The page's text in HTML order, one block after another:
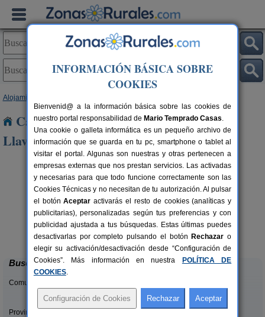
Alojamientos
Casas Rurales cerca de Sant Andreu de
Llavaneres
6+6 pers.
desde25 €
El Mas de Tous
Sant Martí de Tous (Barcelona)
Buscar
Comunidades:
Provincias/Islas:
INFORMACIÓN BÁSICA SOBRE
COOKIES
Bienvenid@ a la información básica sobre las cookies de
nuestro portal responsabilidad de Mario Temprado Casas.
Una cookie o galleta informática es un pequeño archivo de
información que se guarda en tu pc, smartphone o tablet al
visitar el portal. Algunas son nuestras y otras pertenecen a
empresas externas que nos prestan servicios. Las activadas
y necesarias para que todo funcione correctamente son las
Cookies Técnicas y no necesitan de tu autorización. Al pulsar
el botónAceptar activarás el resto de cookies (analíticas y
publicitarias), personalizadas según tus preferencias y con
publicidad ajustada a tus búsquedas. Estas últimas puedes
desactivarlas por completo pulsando el botón Rechazar o
elegir su activación/desactivación desde “Configuración de
Cookies”. Más información en nuestra
POLÍTICA DE
COOKIES.